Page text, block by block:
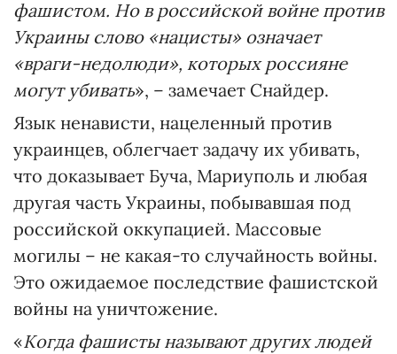
фашистом. Но в российской войне против
Украины слово «нацисты» означает
«враги-недолюди», которых россияне
могут убивать», – замечает Снайдер.
Язык ненависти, нацеленный против
украинцев, облегчает задачу их убивать,
что доказывает Буча, Мариуполь и любая
другая часть Украины, побывавшая под
российской оккупацией. Массовые
могилы – не какая-то случайность войны.
Это ожидаемое последствие фашистской
войны на уничтожение.
«Когда фашисты называют других людей